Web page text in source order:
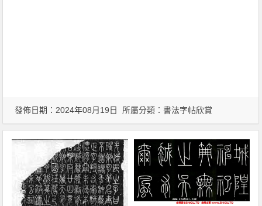
發佈日期：2024年08月19日 所屬分類：書法字帖欣賞